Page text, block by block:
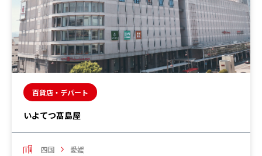
百貨店・デパート
いよてつ髙島屋
四国 愛媛